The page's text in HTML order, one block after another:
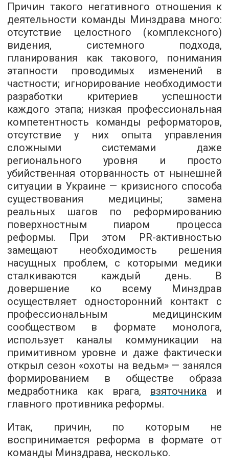
Причин такого негативного отношения к
деятельности команды Минздрава много:
отсутствие целостного (комплексного)
видения, системного подхода,
планирования как такового, понимания
этапности проводимых изменений в
частности; игнорирование необходимости
разработки критериев успешности
каждого этапа; низкая профессиональная
компетентность команды реформаторов,
отсутствие у них опыта управления
сложными системами даже
регионального уровня и просто
убийственная оторванность от нынешней
ситуации в Украине — кризисного способа
существования медицины; замена
реальных шагов по реформированию
поверхностным пиаром процесса
реформы. При этом PR-активностью
замещают необходимость решения
насущных проблем, с которыми медики
сталкиваются каждый день. В
довершение ко всему Минздрав
осуществляет односторонний контакт с
профессиональным медицинским
сообществом в формате монолога,
использует каналы коммуникации на
примитивном уровне и даже фактически
открыл сезон «охоты на ведьм» — занялся
формированием в обществе образа
медработника как врага, взяточника и
главного противника реформы.
Итак, причин, по которым не
воспринимается реформа в формате от
команды Минздрава, несколько.